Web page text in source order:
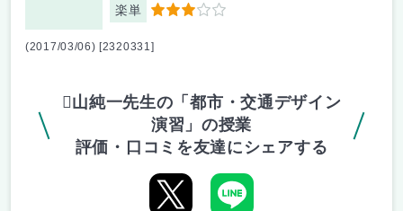
楽単 3
(2017/03/06) [2320331]
山純一先生の「都市・交通デザイン
演習」の授業
評価・口コミを友達にシェアする